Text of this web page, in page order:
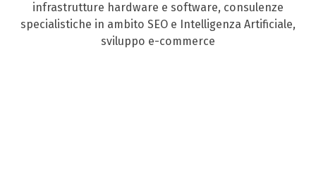
infrastrutture hardware e software, consulenze
specialistiche in ambito SEO e Intelligenza Artificiale,
sviluppo e-commerce